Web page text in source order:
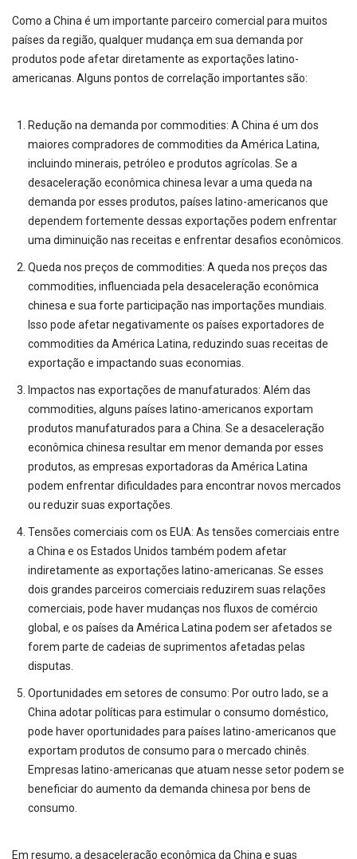
Como a China é um importante parceiro comercial para muitos
países da região, qualquer mudança em sua demanda por
produtos pode afetar diretamente as exportações latino-
americanas. Alguns pontos de correlação importantes são:
Redução na demanda por commodities: A China é um dos
maiores compradores de commodities da América Latina,
incluindo minerais, petróleo e produtos agrícolas. Se a
desaceleração econômica chinesa levar a uma queda na
demanda por esses produtos, países latino-americanos que
dependem fortemente dessas exportações podem enfrentar
uma diminuição nas receitas e enfrentar desafios econômicos.
Queda nos preços de commodities: A queda nos preços das
commodities, influenciada pela desaceleração econômica
chinesa e sua forte participação nas importações mundiais.
Isso pode afetar negativamente os países exportadores de
commodities da América Latina, reduzindo suas receitas de
exportação e impactando suas economias.
Impactos nas exportações de manufaturados: Além das
commodities, alguns países latino-americanos exportam
produtos manufaturados para a China. Se a desaceleração
econômica chinesa resultar em menor demanda por esses
produtos, as empresas exportadoras da América Latina
podem enfrentar dificuldades para encontrar novos mercados
ou reduzir suas exportações.
Tensões comerciais com os EUA: As tensões comerciais entre
a China e os Estados Unidos também podem afetar
indiretamente as exportações latino-americanas. Se esses
dois grandes parceiros comerciais reduzirem suas relações
comerciais, pode haver mudanças nos fluxos de comércio
global, e os países da América Latina podem ser afetados se
forem parte de cadeias de suprimentos afetadas pelas
disputas.
Oportunidades em setores de consumo: Por outro lado, se a
China adotar políticas para estimular o consumo doméstico,
pode haver oportunidades para países latino-americanos que
exportam produtos de consumo para o mercado chinês.
Empresas latino-americanas que atuam nesse setor podem se
beneficiar do aumento da demanda chinesa por bens de
consumo.
Em resumo, a desaceleração econômica da China e suas